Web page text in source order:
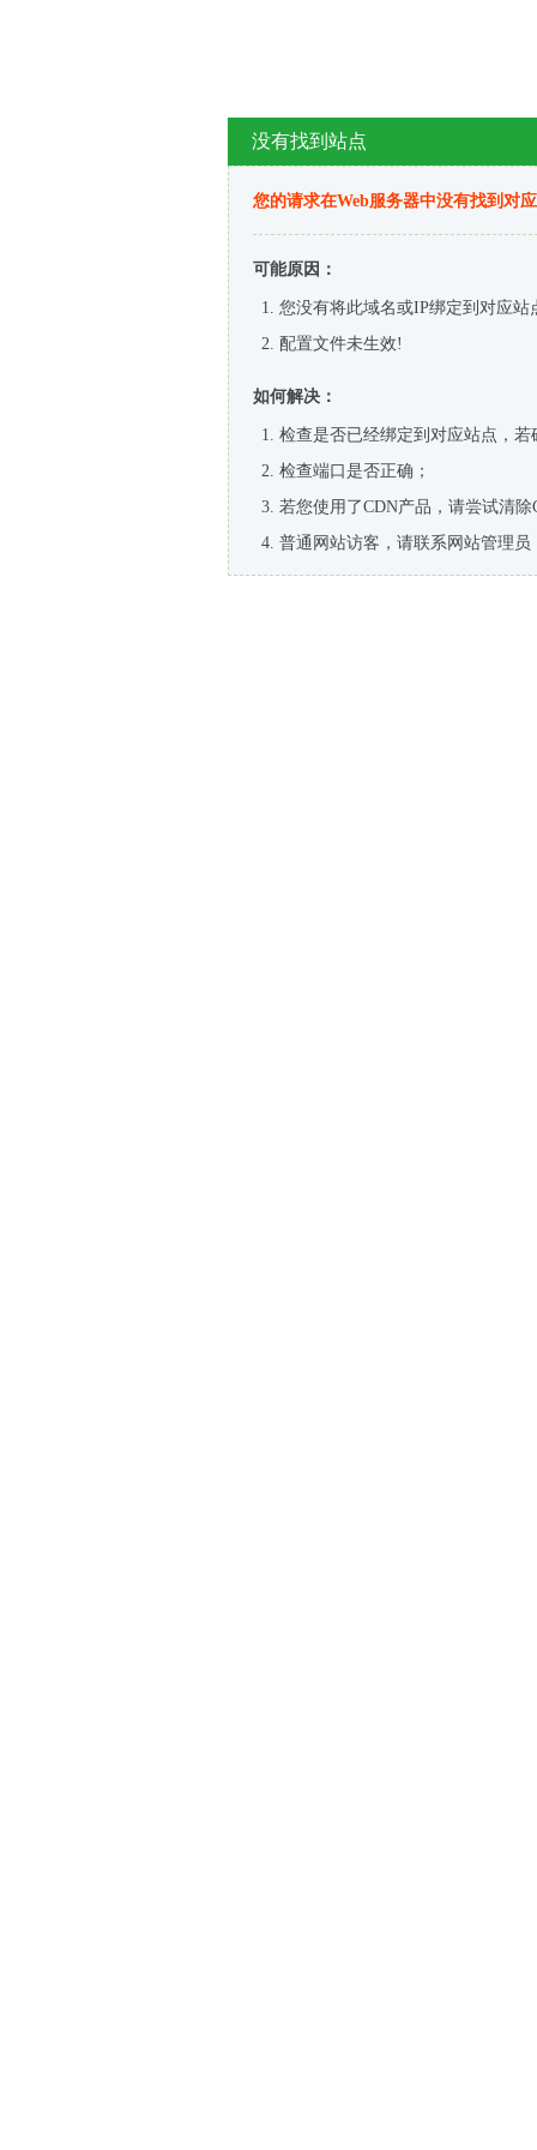
没有找到站点
您的请求在Web服务器中没有找到对
可能原因：
您没有将此域名或IP绑定到对应站
配置文件未生效!
如何解决：
检查是否已经绑定到对应站点，
检查端口是否正确；
若您使用了CDN产品，请尝试清除
普通网站访客，请联系网站管理员